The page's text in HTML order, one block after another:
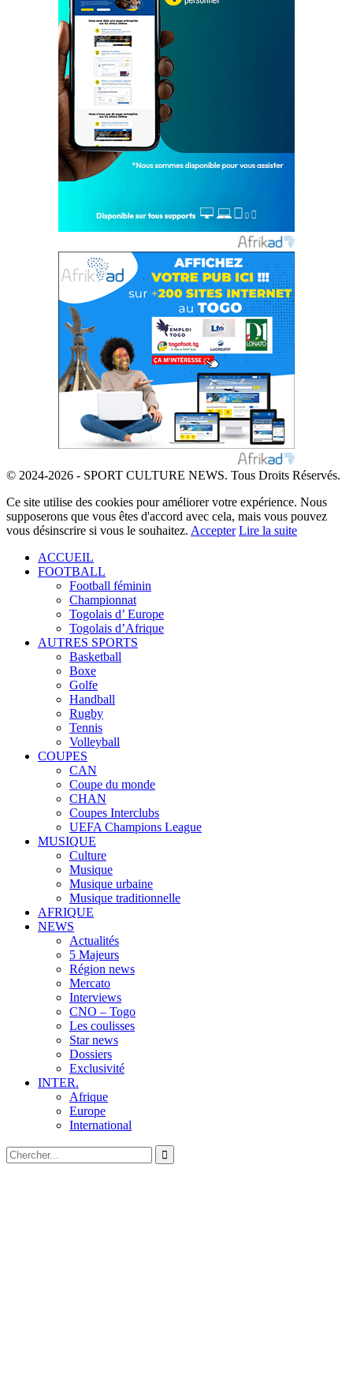
© 2024-2026 - SPORT CULTURE NEWS. Tous Droits Réservés.
Ce site utilise des cookies pour améliorer votre expérience. Nous
supposerons que vous êtes d'accord avec cela, mais vous pouvez
vous désinscrire si vous le souhaitez. Accepter Lire la suite
ACCUEIL
FOOTBALL
Football féminin
Championnat
Togolais d’ Europe
Togolais d’Afrique
AUTRES SPORTS
Basketball
Boxe
Golfe
Handball
Rugby
Tennis
Volleyball
COUPES
CAN
Coupe du monde
CHAN
Coupes Interclubs
UEFA Champions League
MUSIQUE
Culture
Musique
Musique urbaine
Musique traditionnelle
AFRIQUE
NEWS
Actualités
5 Majeurs
Région news
Mercato
Interviews
CNO – Togo
Les coulisses
Star news
Dossiers
Exclusivité
INTER.
Afrique
Europe
International